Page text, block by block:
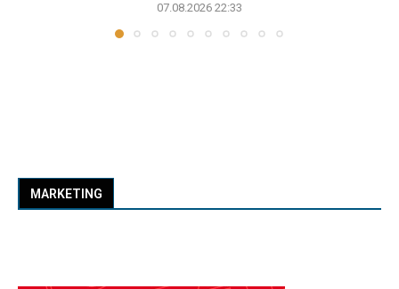
07.08.2026 22:33
MARKETING